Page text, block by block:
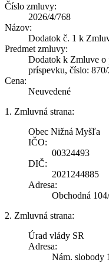
Číslo zmluvy:
2026/4/768
Názov:
Dodatok č. 1 k
Predmet zmluvy:
Dodatok k Zmluve o
príspevku, číslo:
Cena:
Neuvedené
1. Zmluvná strana:
Obec Nižná Myšľa
IČO:
00324493
DIČ:
2021244885
Adresa:
Obchodná
2. Zmluvná strana:
Úrad vlády SR
Adresa:
Nám. slobody